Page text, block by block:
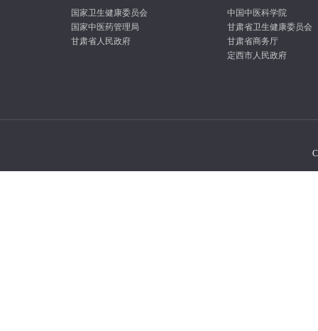
国家卫生健康委员会
国家中医药管理局
甘肃省人民政府
中国中医科学院
甘肃省卫生健康委员会
甘肃省商务厅
定西市人民政府